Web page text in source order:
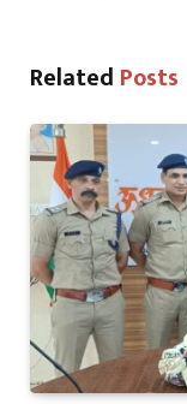
Related Posts